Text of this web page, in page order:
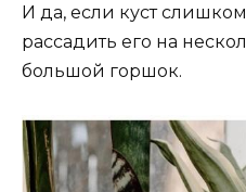
И да, если куст
рассадить его на
большой горшок.